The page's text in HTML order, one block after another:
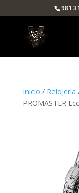
981
Inicio / Relojería
PROMASTER